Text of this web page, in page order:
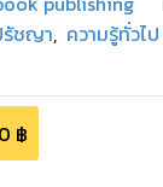
รัชญา, ความรู้ทั่วไป
฿